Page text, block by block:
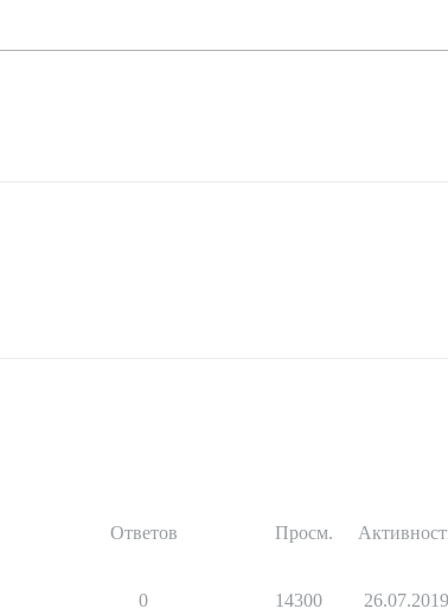
Ответов Просм.
0 14300 26.07.2019